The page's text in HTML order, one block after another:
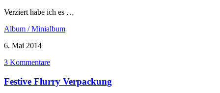
Verziert habe ich es …
Album / Minialbum
6. Mai 2014
3 Kommentare
Festive Flurry Verpackung